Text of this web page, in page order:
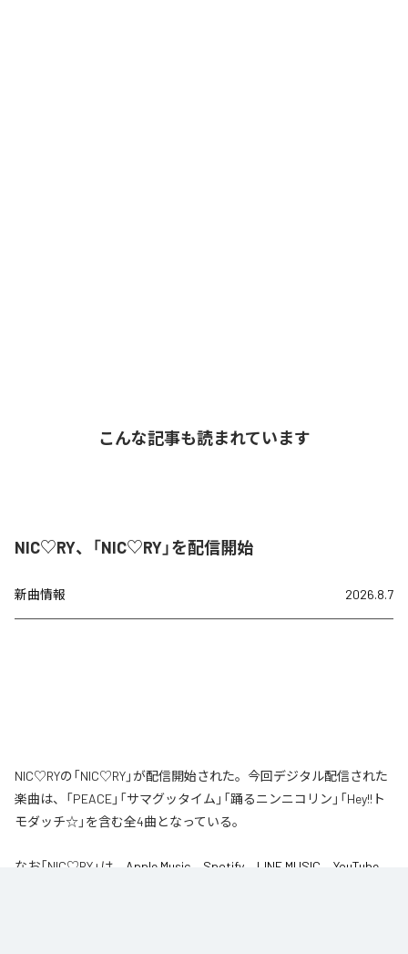
こんな記事も読まれています
NIC♡RY、「NIC♡RY」を配信開始
新曲情報 2026.8.7
NIC♡RYの「NIC♡RY」が配信開始された。今回デジタル配信された
楽曲は、「PEACE」「サマグッタイム」「踊るニンニコリン」「Hey!!ト
モダッチ☆」を含む全4曲となっている。
なお「NIC♡RY」は、 Apple Music Spotify LINE MUSIC
YouTube